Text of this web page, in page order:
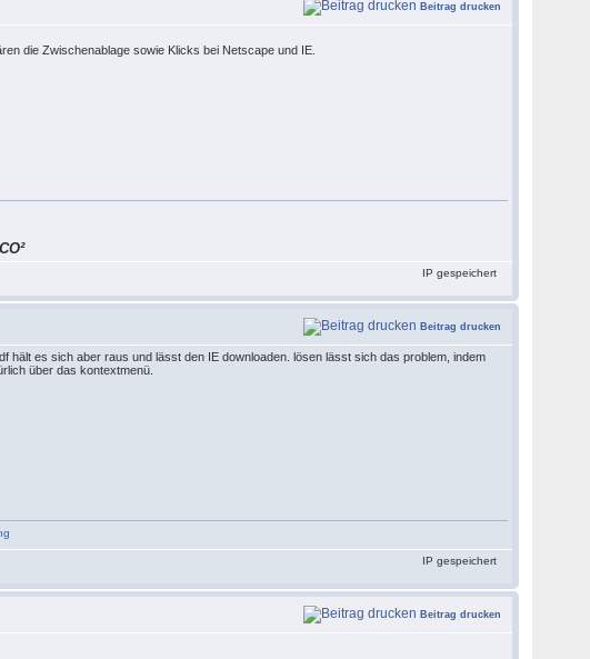
Beitrag drucken
die Zwischenablage sowie Klicks bei Netscape und IE.
IP gespeichert
Beitrag drucken
es sich aber raus und lässt den IE downloaden. lösen lässt sich das problem, indem
über das kontextmenü.
IP gespeichert
Beitrag drucken